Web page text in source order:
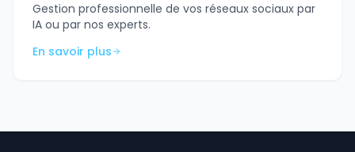
Gestion professionnelle de vos réseaux sociaux par
IA ou par nos experts.
En savoir plus